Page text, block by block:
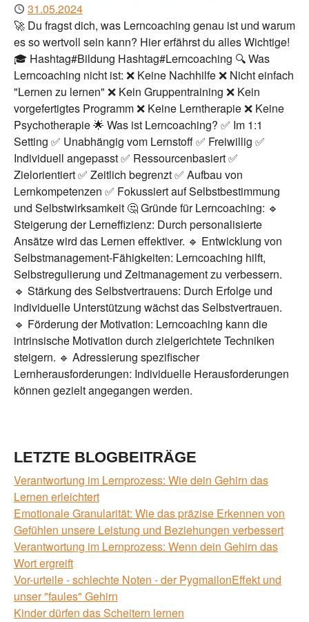
Publiziert
31.05.2024
🚀 Du fragst dich, was Lerncoaching genau ist und warum
es so wertvoll sein kann? Hier erfährst du alles Wichtige!
🎓 Hashtag#Bildung Hashtag#Lerncoaching 🔍 Was
Lerncoaching nicht ist: ❌ Keine Nachhilfe ❌ Nicht einfach
"Lernen zu lernen" ❌ Kein Gruppentraining ❌ Kein
vorgefertigtes Programm ❌ Keine Lerntherapie ❌ Keine
Psychotherapie 🌟 Was ist Lerncoaching? ✅ Im 1:1
Setting ✅ Unabhängig vom Lernstoff ✅ Freiwillig ✅
Individuell angepasst ✅ Ressourcenbasiert ✅
Zielorientiert ✅ Zeitlich begrenzt ✅ Aufbau von
Lernkompetenzen ✅ Fokussiert auf Selbstbestimmung
und Selbstwirksamkeit 🤔 Gründe für Lerncoaching: 🔹
Steigerung der Lerneffizienz: Durch personalisierte
Ansätze wird das Lernen effektiver. 🔹 Entwicklung von
Selbstmanagement-Fähigkeiten: Lerncoaching hilft,
Selbstregulierung und Zeitmanagement zu verbessern.
🔹 Stärkung des Selbstvertrauens: Durch Erfolge und
individuelle Unterstützung wächst das Selbstvertrauen.
🔹 Förderung der Motivation: Lerncoaching kann die
intrinsische Motivation durch zielgerichtete Techniken
steigern. 🔹 Adressierung spezifischer
Lernherausforderungen: Individuelle Herausforderungen
können gezielt angegangen werden.
LETZTE BLOGBEITRÄGE
Verantwortung im Lernprozess: Wie dein Gehirn das
Lernen erleichtert
Emotionale Granularität: Wie das präzise Erkennen von
Gefühlen unsere Leistung und Beziehungen verbessert
Verantwortung im Lernprozess: Wenn dein Gehirn das
Wort ergreift
Vor-urteile - schlechte Noten - der PygmailonEffekt und
unser "faules" Gehirn
Kinder dürfen das Scheitern lernen